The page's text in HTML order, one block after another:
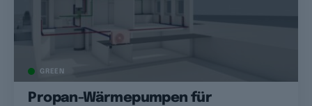
GREEN
Propan-Wärmepumpen für